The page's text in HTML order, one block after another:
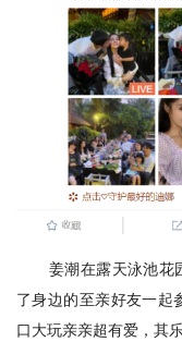
姜潮在露天泳池花
了身边的至亲好友一起
口大玩亲亲超有爱，其